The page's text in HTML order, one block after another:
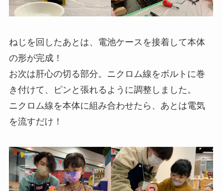
ねじを回したあとは、電池ケースを接着して本体
の形が完成！
お次は肝心の切る部分。ニクロム線をボルトに巻
き付けて、ピンと張れるように調整しました。
ニクロム線を本体に組み合わせたら、あとは電気
を流すだけ！